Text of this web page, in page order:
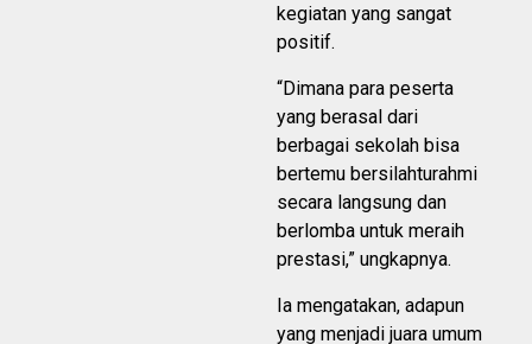
kegiatan yang sangat
positif.
“Dimana para peserta
yang berasal dari
berbagai sekolah bisa
bertemu bersilahturahmi
secara langsung dan
berlomba untuk meraih
prestasi,” ungkapnya.
Ia mengatakan, adapun
yang menjadi juara umum